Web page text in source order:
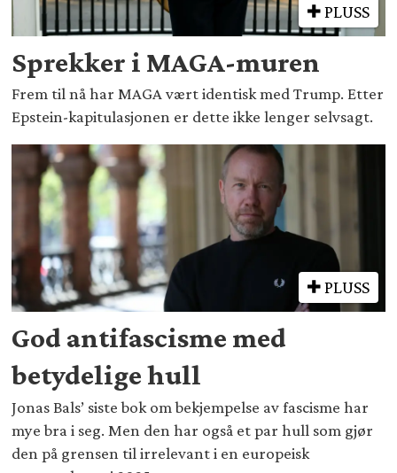
PLUSS
Sprekker i MAGA-muren
Frem til nå har MAGA vært identisk med Trump. Etter
Epstein-kapitulasjonen er dette ikke lenger selvsagt.
PLUSS
God antifascisme med
betydelige hull
Jonas Bals’ siste bok om bekjempelse av fascisme har
mye bra i seg. Men den har også et par hull som gjør
den på grensen til irrelevant i en europeisk